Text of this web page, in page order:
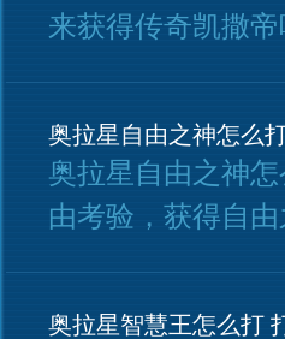
来获得传奇凯撒帝
奥拉星自由之神怎么
奥拉星自由之神
由考验，获得自
奥拉星智慧王怎么打